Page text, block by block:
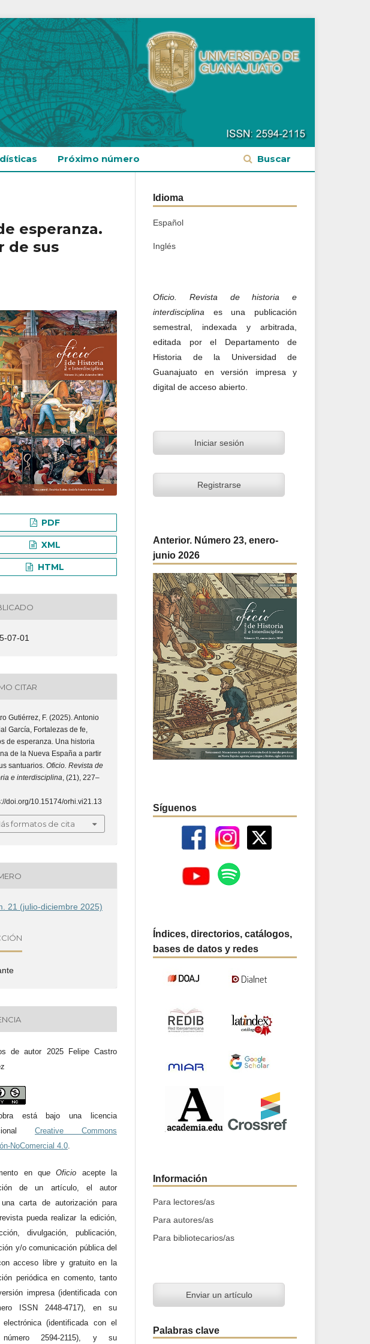
Próximo número Buscar
esperanza.
de sus
PDF
XML
HTML
07-01
CITAR
Gutiérrez, F. (2025). Antonio
García, Fortalezas de fe,
de esperanza. Una historia
de la Nueva España a partir
santuarios. Oficio. Revista de
e interdisciplina, (21), 227–
doi.org/10.15174/orhi.vi21.13
formatos de cita
21 (julio-diciembre 2025)
de autor 2025 Felipe Castro
está bajo una licencia
Creative Commons
NoComercial 4.0.
en queOficio acepte la
de un artículo, el autor
carta de autorización para
pueda realizar la edición,
divulgación, publicación,
y/o comunicación pública del
acceso libre y gratuito en la
periódica en comento, tanto
impresa (identificada con
ISSN 2448-4717), en su
electrónica (identificada con el
número 2594-2115), y su
Idioma
Español
Inglés
Oficio. Revista de historia e
interdisciplina es una publicación
semestral, indexada y arbitrada,
editada por el Departamento de
Historia de la Universidad de
Guanajuato en versión impresa y
digital de acceso abierto.
Iniciar sesión
Registrarse
Anterior. Número 23, enero-
junio 2026
Síguenos
Índices, directorios, catálogos,
bases de datos y redes
Información
Para lectores/as
Para autores/as
Para bibliotecarios/as
Enviar un artículo
Palabras clave